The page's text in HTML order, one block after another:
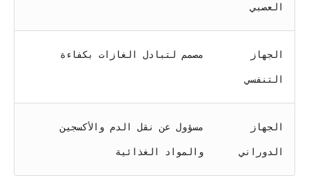
العصبي
الجهاز
التنفسي
مصمم لتبادل الغازات بكفاءة
الجهاز
الدوراني
مسؤول عن نقل الدم والأكسجين
والمواد الغذائية